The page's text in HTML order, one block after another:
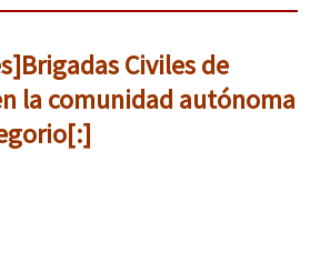
Civiles de
la comunidad autónoma